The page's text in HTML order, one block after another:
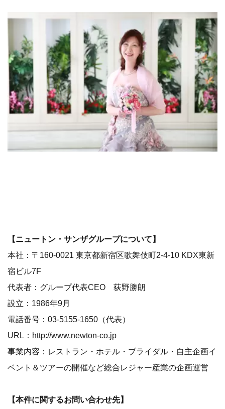
【ニュートン・サンザグループについて】
本社：〒160-0021 東京都新宿区歌舞伎町2-4-10 KDX東新
宿ビル7F
代表者：グループ代表CEO 荻野勝朗
設立：1986年9月
電話番号：03-5155-1650（代表）
URL： http://www.newton-co.jp
事業内容：レストラン・ホテル・ブライダル・自主企画イ
ベント＆ツアーの開催など総合レジャー産業の企画運営
【本件に関するお問い合わせ先】